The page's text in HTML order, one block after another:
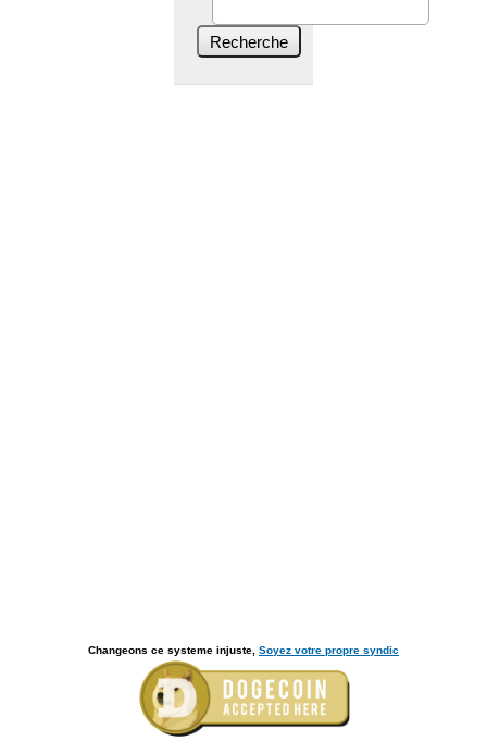
Changeons ce systeme injuste, Soyez votre propre syndic